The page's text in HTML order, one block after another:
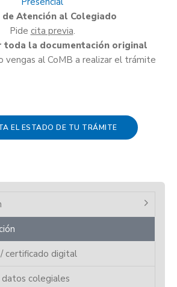
de Atención al Colegiado
Pide cita previa.
toda la documentación original
vengas al CoMB a realizar el trámite
EL ESTADO DE TU TRÁMITE
certificado digital
colegiales